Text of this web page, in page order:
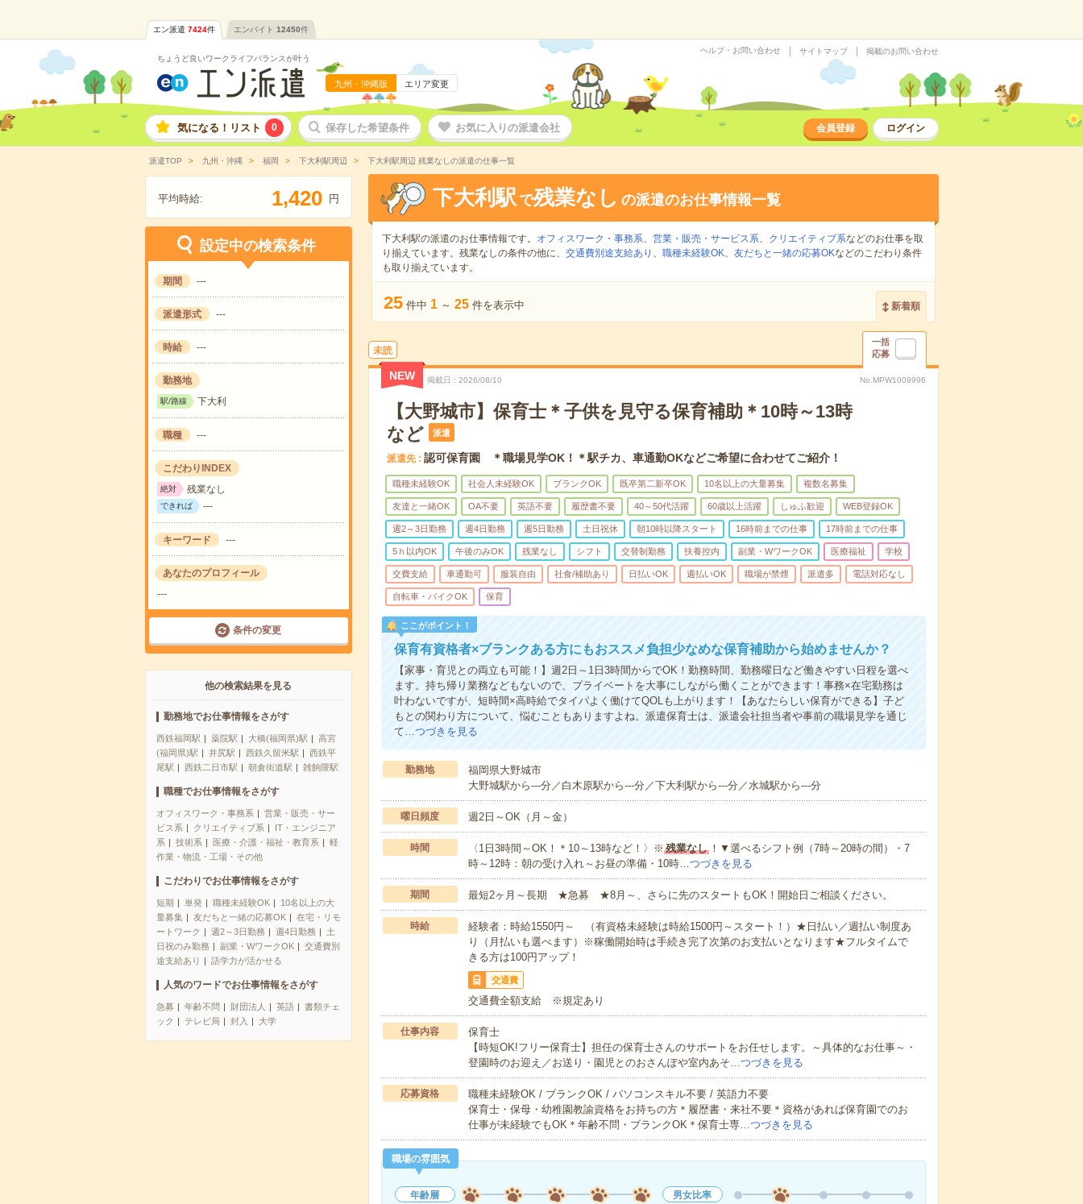
エン派遣 7424件 エンバイト 12450件
ちょうど良いワークライフバランスが叶う
九州・沖縄版 エリア変更
ヘルプ・お問い合わせ サイトマップ 掲載のお問い合わせ
気になる！リスト 0 保存した希望条件 お気に入りの派遣会社 会員登録 ログイン
派遣TOP 九州・沖縄 福岡 下大利駅周辺 下大利駅周辺 残業なしの派遣の仕事一覧
平均時給: 1,420 円
設定中の検索条件
期間 ---
派遣形式 ---
時給 ---
勤務地
駅/路線 下大利
職種 ---
こだわりINDEX
絶対 残業なし
できれば ---
キーワード ---
あなたのプロフィール
---
条件の変更
他の検索結果を見る
勤務地でお仕事情報をさがす
西鉄福岡駅 薬院駅 大橋(福岡県)駅
高宮
(福岡県)駅
井尻駅 西鉄久留米駅
西鉄平
尾駅
西鉄二日市駅 朝倉街道駅 雑餉隈駅
職種でお仕事情報をさがす
オフィスワーク・事務系
営業・販売・サー
ビス系
クリエイティブ系
IT・エンジニア
系
技術系 医療・介護・福祉・教育系
軽
作業・物流・工場・その他
こだわりでお仕事情報をさがす
短期 単発 職種未経験OK
10名以上の大
量募集
友だちと一緒の応募OK
在宅・リモ
ートワーク
週2～3日勤務 週4日勤務
土
日祝のみ勤務
副業・WワークOK
交通費別
途支給あり
語学力が活かせる
人気のワードでお仕事情報をさがす
急募 年齢不問 財団法人 英語
書類チェ
ック
テレビ局 封入 大学
下大利駅 で残業なし の派遣のお仕事情報一覧
下大利駅の派遣のお仕事情報です。 オフィスワーク・事務系、 営業・販売・サービス系、 クリエイティブ系などのお仕事を取
り揃えています。残業なしの条件の他に、 交通費別途支給あり 、 職種未経験OK、 友だちと一緒の応募OKなどのこだわり条件
も取り揃えています。
25 件中 1 ～ 25 件を表示中 新着順
未読
一括
応募
NEW 掲載日 2026/08/10 No.MPW1009996
【大野城市】保育士＊子供を見守る保育補助＊10時～13時
など
派遣
派遣先 認可保育園 ＊職場見学OK！＊駅チカ、車通勤OKなどご希望に合わせてご紹介！
職種未経験OK 社会人未経験OK ブランクOK 既卒第二新卒OK 10名以上の大量募集 複数名募集
友達と一緒OK OA不要 英語不要 履歴書不要 40～50代活躍 60歳以上活躍 しゅふ歓迎 WEB登録OK
週2～3日勤務 週4日勤務 週5日勤務 土日祝休 朝10時以降スタート 16時前までの仕事 17時前までの仕事
5ｈ以内OK 午後のみOK 残業なし シフト 交替制勤務 扶養控内 副業・WワークOK 医療福祉 学校
交費支給 車通勤可 服装自由 社食/補助あり 日払いOK 週払いOK 職場が禁煙 派遣多 電話対応なし
自転車・バイクOK 保育
ここがポイント！
保育有資格者×ブランクある方にもおススメ負担少なめな保育補助から始めませんか？
【家事・育児との両立も可能！】週2日～1日3時間からでOK！勤務時間、勤務曜日など働きやすい日程を選べ
ます。持ち帰り業務などもないので、プライベートを大事にしながら働くことができます！事務×在宅勤務は
叶わないですが、短時間×高時給でタイパよく働けてQOLも上がります！【あなたらしい保育ができる】子ど
もとの関わり方について、悩むこともありますよね。派遣保育士は、派遣会社担当者や事前の職場見学を通じ
て…つづきを見る
勤務地
福岡県大野城市
大野城駅から---分／白木原駅から---分／下大利駅から---分／水城駅から---分
曜日頻度 週2日～OK（月～金）
時間 〈1日3時間～OK！＊10～13時など！〉※ 残業なし！▼選べるシフト例（7時～20時の間）・7
時～12時：朝の受け入れ～お昼の準備・10時…つづきを見る
期間 最短2ヶ月～長期 ★急募 ★8月～、さらに先のスタートもOK！開始日ご相談ください。
時給
経験者：時給1550円～ （有資格未経験は時給1500円～スタート！）★日払い／週払い制度あ
り（月払いも選べます）※稼働開始時は手続き完了次第のお支払いとなります★フルタイムで
きる方は100円アップ！
交通費
交通費全額支給 ※規定あり
仕事内容
保育士
【時短OK!フリー保育士】担任の保育士さんのサポートをお任せします。～具体的なお仕事～・
登園時のお迎え／お送り・園児とのおさんぽや室内あそ…つづきを見る
応募資格
職種未経験OK / ブランクOK / パソコンスキル不要 / 英語力不要
保育士・保母・幼稚園教諭資格をお持ちの方＊履歴書・来社不要＊資格があれば保育園でのお
仕事が未経験でもOK＊年齢不問・ブランクOK＊保育士専…つづきを見る
職場の雰囲気
年齢層
男女比率